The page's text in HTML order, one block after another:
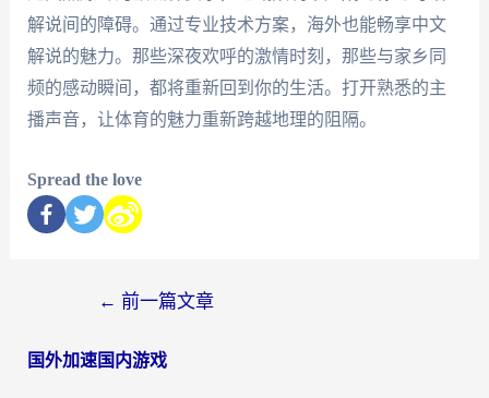
解说间的障碍。通过专业技术方案，海外也能畅享中文
解说的魅力。那些深夜欢呼的激情时刻，那些与家乡同
频的感动瞬间，都将重新回到你的生活。打开熟悉的主
播声音，让体育的魅力重新跨越地理的阻隔。
Spread the love
← 前一篇文章
国外加速国内游戏